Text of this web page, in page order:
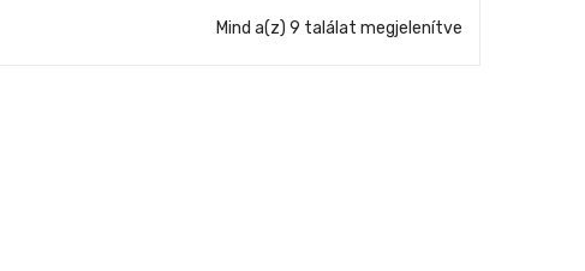
Mind a(z) 9 találat megjelenítve